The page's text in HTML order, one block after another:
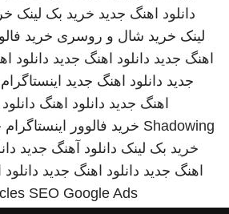
دانلود اهنگ جدید خرید بک لینک
لینک خرید شال و روسری خرید
اهنگ جدید دانلود اهنگ جدید دانلود
جدید دانلود اهنگ جدید اینستاگرام
اهنگ جدید دانلود اهنگ
Shadowing خرید فالوور اینستاگرام
خرید بک لینک دانلود آهنگ جدید
اهنگ جدید دانلود اهنگ جدید
SEO Google Ads